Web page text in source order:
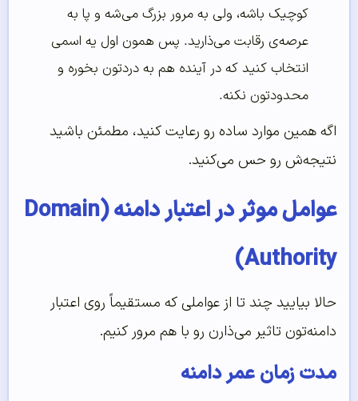
کوچیک باشه، ولی به مرور بزرگ می‌شه و پا به
عرصه‌ی رقابت می‌ذارید. پس همون اول یه اسمی
انتخاب کنید که در آینده هم به دردتون بخوره و
محدودتون نکنه.
اگه همین موارد ساده رو رعایت کنید، مطمئن باشید
نتیجه‌ش رو حس می‌کنید.
عوامل موثر در اعتبار دامنه (Domain
Authority)
حالا بیایید چند تا از عواملی که مستقیماً روی اعتبار
دامنه‌تون تاثیر می‌ذارن رو با هم مرور کنیم.
مدت زمان عمر دامنه